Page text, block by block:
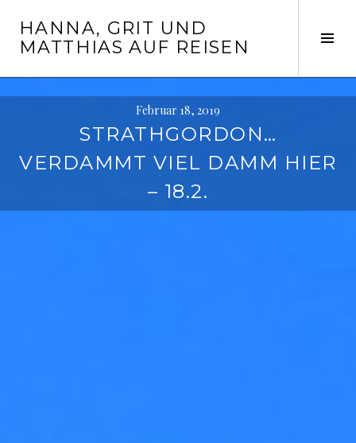
zum
Inhalt
HANNA, GRIT UND
MATTHIAS AUF REISEN
Februar 18, 2019
STRATHGORDON…
VERDAMMT VIEL DAMM HIER
– 18.2.